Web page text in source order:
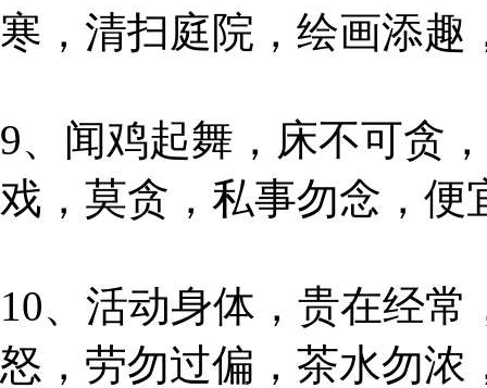
寒，清扫庭院，绘画添趣
9、闻鸡起舞，床不可贪
戏，莫贪，私事勿念，便
10、活动身体，贵在经
怒，劳勿过偏，茶水勿浓